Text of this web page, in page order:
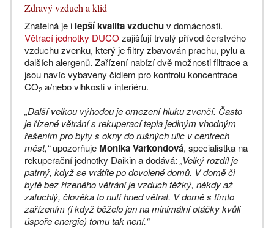
Zdravý vzduch a klid
Znatelná je i lepší kvalita vzduchuv domácnosti.
Větrací jednotky DUCOzajišťují trvalý přívod čerstvého
vzduchu zvenku, který je filtry zbavován prachu, pylu a
dalších alergenů. Zařízení nabízí dvě možnosti filtrace a
jsou navíc vybaveny čidlem pro kontrolu koncentrace
CO2 a/nebo vlhkosti v interiéru.
„Další velkou výhodou je omezení hluku zvenčí. Často
je řízené větrání s rekuperací tepla jediným vhodným
řešením pro byty s okny do rušných ulic v centrech
měst,“upozorňuje Monika Varkondová, specialistka na
rekuperační jednotky Daikin a dodává: „Velký rozdíl je
patrný, když se vrátíte po dovolené domů. V domě či
bytě bez řízeného větrání je vzduch těžký, někdy až
zatuchlý, člověka to nutí hned větrat. V domě s tímto
zařízením (i když běželo jen na minimální otáčky kvůli
úspoře energie) tomu tak není.“